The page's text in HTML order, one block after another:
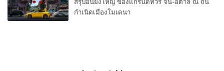
กำเนิดเมืองโมเดนา